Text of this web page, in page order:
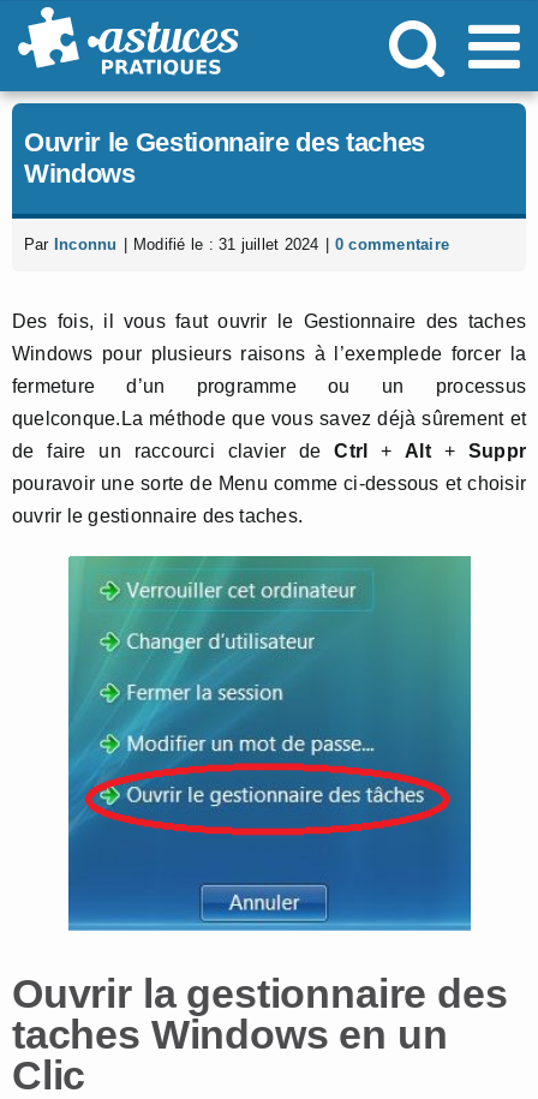
Passer
au
Ouvrir le Gestionnaire des taches
Windows
Par Inconnu Modifié le : 31 juillet 2024 0 commentaire
Des fois, il vous faut ouvrir le Gestionnaire des taches
Windows pour plusieurs raisons à l’exemplede forcer la
fermeture d’un programme ou un processus
quelconque.La méthode que vous savez déjà sûrement et
de faire un raccourci clavier deCtrl + Alt+ Suppr
pouravoir une sorte de Menu comme ci-dessous et choisir
ouvrir le gestionnaire des taches.
Ouvrir la gestionnaire des
taches Windows en un
Clic